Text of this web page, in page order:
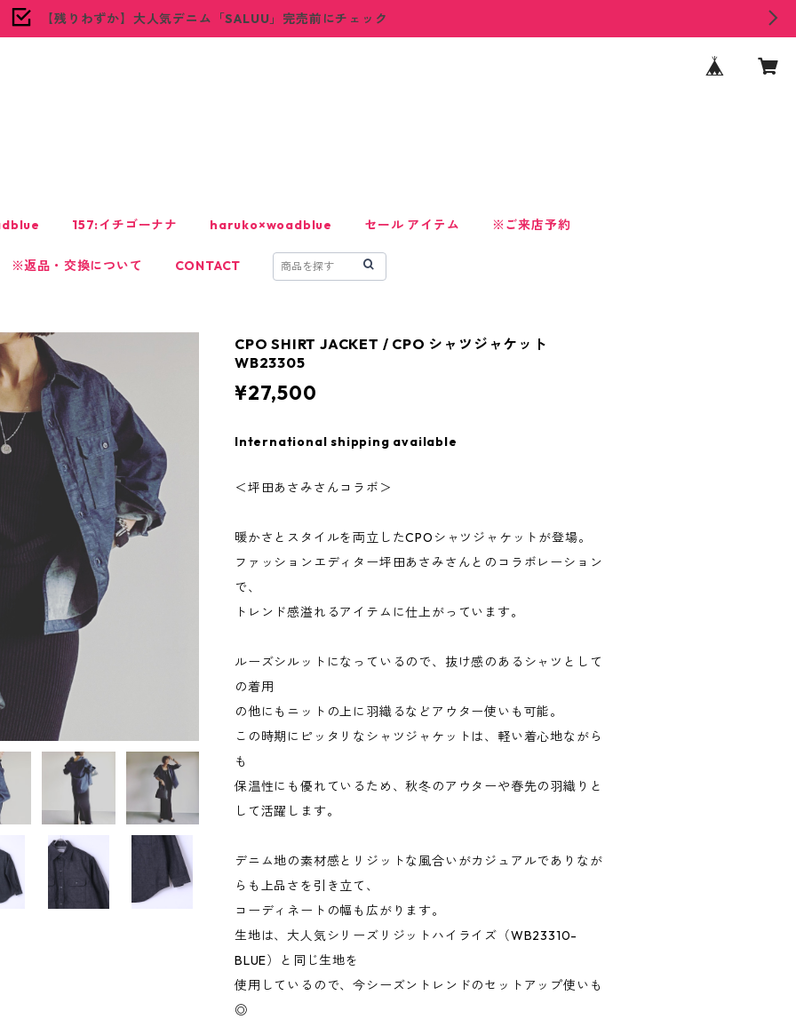
【残りわずか】大人気デニム「SALUU」完売前にチェック
157:イチゴーナナ haruko×woadblue セール アイテム ※ご来店予約
※返品・交換について CONTACT
CPO SHIRT JACKET / CPO シャツジャケット
WB23305
¥27,500
International shipping available
＜坪田あさみさんコラボ＞
暖かさとスタイルを両立したCPOシャツジャケットが登場。
ファッションエディター坪田あさみさんとのコラボレーション
で、
トレンド感溢れるアイテムに仕上がっています。
ルーズシルットになっているので、抜け感のあるシャツとして
の着用
の他にもニットの上に羽織るなどアウター使いも可能。
この時期にピッタリなシャツジャケットは、軽い着心地ながら
も
保温性にも優れているため、秋冬のアウターや春先の羽織りと
して活躍します。
デニム地の素材感とリジットな風合いがカジュアルでありなが
らも上品さを引き立て、
コーディネートの幅も広がります。
生地は、大人気シリーズリジットハイライズ（WB23310-
BLUE）と同じ生地を
使用しているので、今シーズントレンドのセットアップ使いも
◎